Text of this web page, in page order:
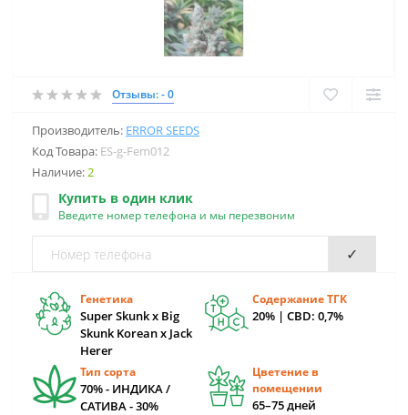
Отзывы: - 0
Производитель: ERROR SEEDS
Код Товара: ES-g-Fem012
Наличие:2
Купить в один клик
Введите номер телефона и мы перезвоним
✓
Генетика
Super Skunk x Big
Skunk Korean x Jack
Herer
Содержание ТГК
20% | CBD: 0,7%
Тип сорта
70% - ИНДИКА /
САТИВА - 30%
Цветение в
помещении
65–75 дней